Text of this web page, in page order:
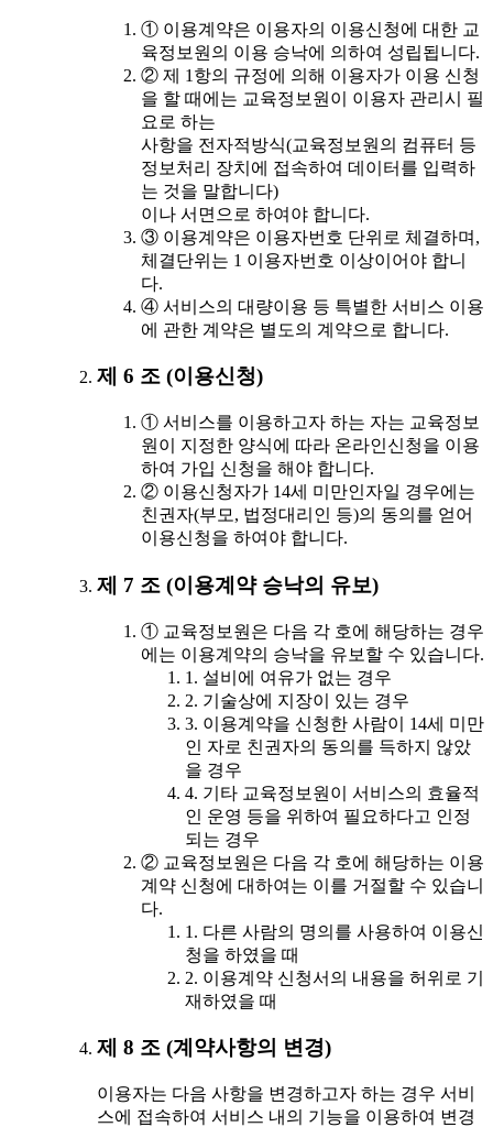
① 이용계약은 이용자의 이용신청에 대한 교
육정보원의 이용 승낙에 의하여 성립됩니다.
② 제 1항의 규정에 의해 이용자가 이용 신청
을 할 때에는 교육정보원이 이용자 관리시 필
요로 하는
사항을 전자적방식(교육정보원의 컴퓨터 등
정보처리 장치에 접속하여 데이터를 입력하
는 것을 말합니다)
이나 서면으로 하여야 합니다.
③ 이용계약은 이용자번호 단위로 체결하며,
체결단위는 1 이용자번호 이상이어야 합니
다.
④ 서비스의 대량이용 등 특별한 서비스 이용
에 관한 계약은 별도의 계약으로 합니다.
제 6 조 (이용신청)
① 서비스를 이용하고자 하는 자는 교육정보
원이 지정한 양식에 따라 온라인신청을 이용
하여 가입 신청을 해야 합니다.
② 이용신청자가 14세 미만인자일 경우에는
친권자(부모, 법정대리인 등)의 동의를 얻어
이용신청을 하여야 합니다.
제 7 조 (이용계약 승낙의 유보)
① 교육정보원은 다음 각 호에 해당하는 경우
에는 이용계약의 승낙을 유보할 수 있습니다.
1. 설비에 여유가 없는 경우
2. 기술상에 지장이 있는 경우
3. 이용계약을 신청한 사람이 14세 미만
인 자로 친권자의 동의를 득하지 않았
을 경우
4. 기타 교육정보원이 서비스의 효율적
인 운영 등을 위하여 필요하다고 인정
되는 경우
② 교육정보원은 다음 각 호에 해당하는 이용
계약 신청에 대하여는 이를 거절할 수 있습니
다.
1. 다른 사람의 명의를 사용하여 이용신
청을 하였을 때
2. 이용계약 신청서의 내용을 허위로 기
재하였을 때
제 8 조 (계약사항의 변경)
이용자는 다음 사항을 변경하고자 하는 경우 서비
스에 접속하여 서비스 내의 기능을 이용하여 변경